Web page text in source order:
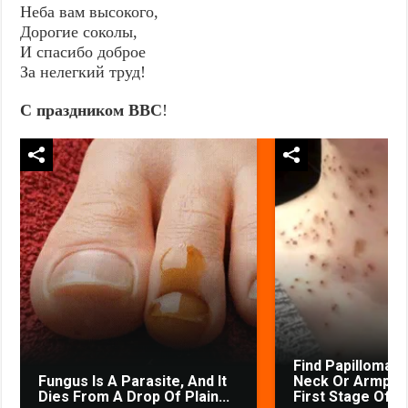
Неба вам высокого,
Дорогие соколы,
И спасибо доброе
За нелегкий труд!
С праздником ВВС!
Fungus Is A Parasite, And It
Dies From A Drop Of Plain...
Find Papillomas
Neck Or
First Stage Of...